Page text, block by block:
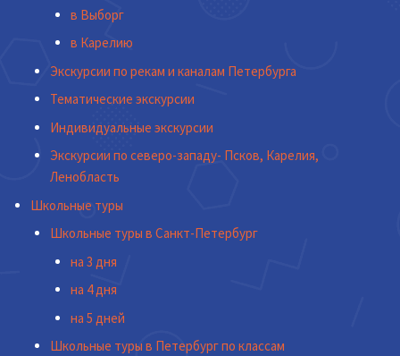
в Выборг
в Карелию
Экскурсии по рекам и каналам Петербурга
Тематические экскурсии
Индивидуальные экскурсии
Экскурсии по северо-западу- Псков, Карелия,
Ленобласть
Школьные туры
Школьные туры в Санкт-Петербург
на 3 дня
на 4 дня
на 5 дней
Школьные туры в Петербург по классам